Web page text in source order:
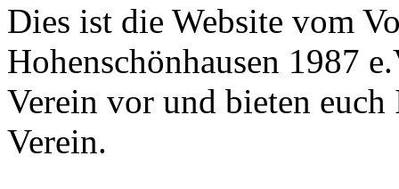
Dies ist die Website vom
Hohenschönhausen 1987
Verein vor und bieten
Verein.